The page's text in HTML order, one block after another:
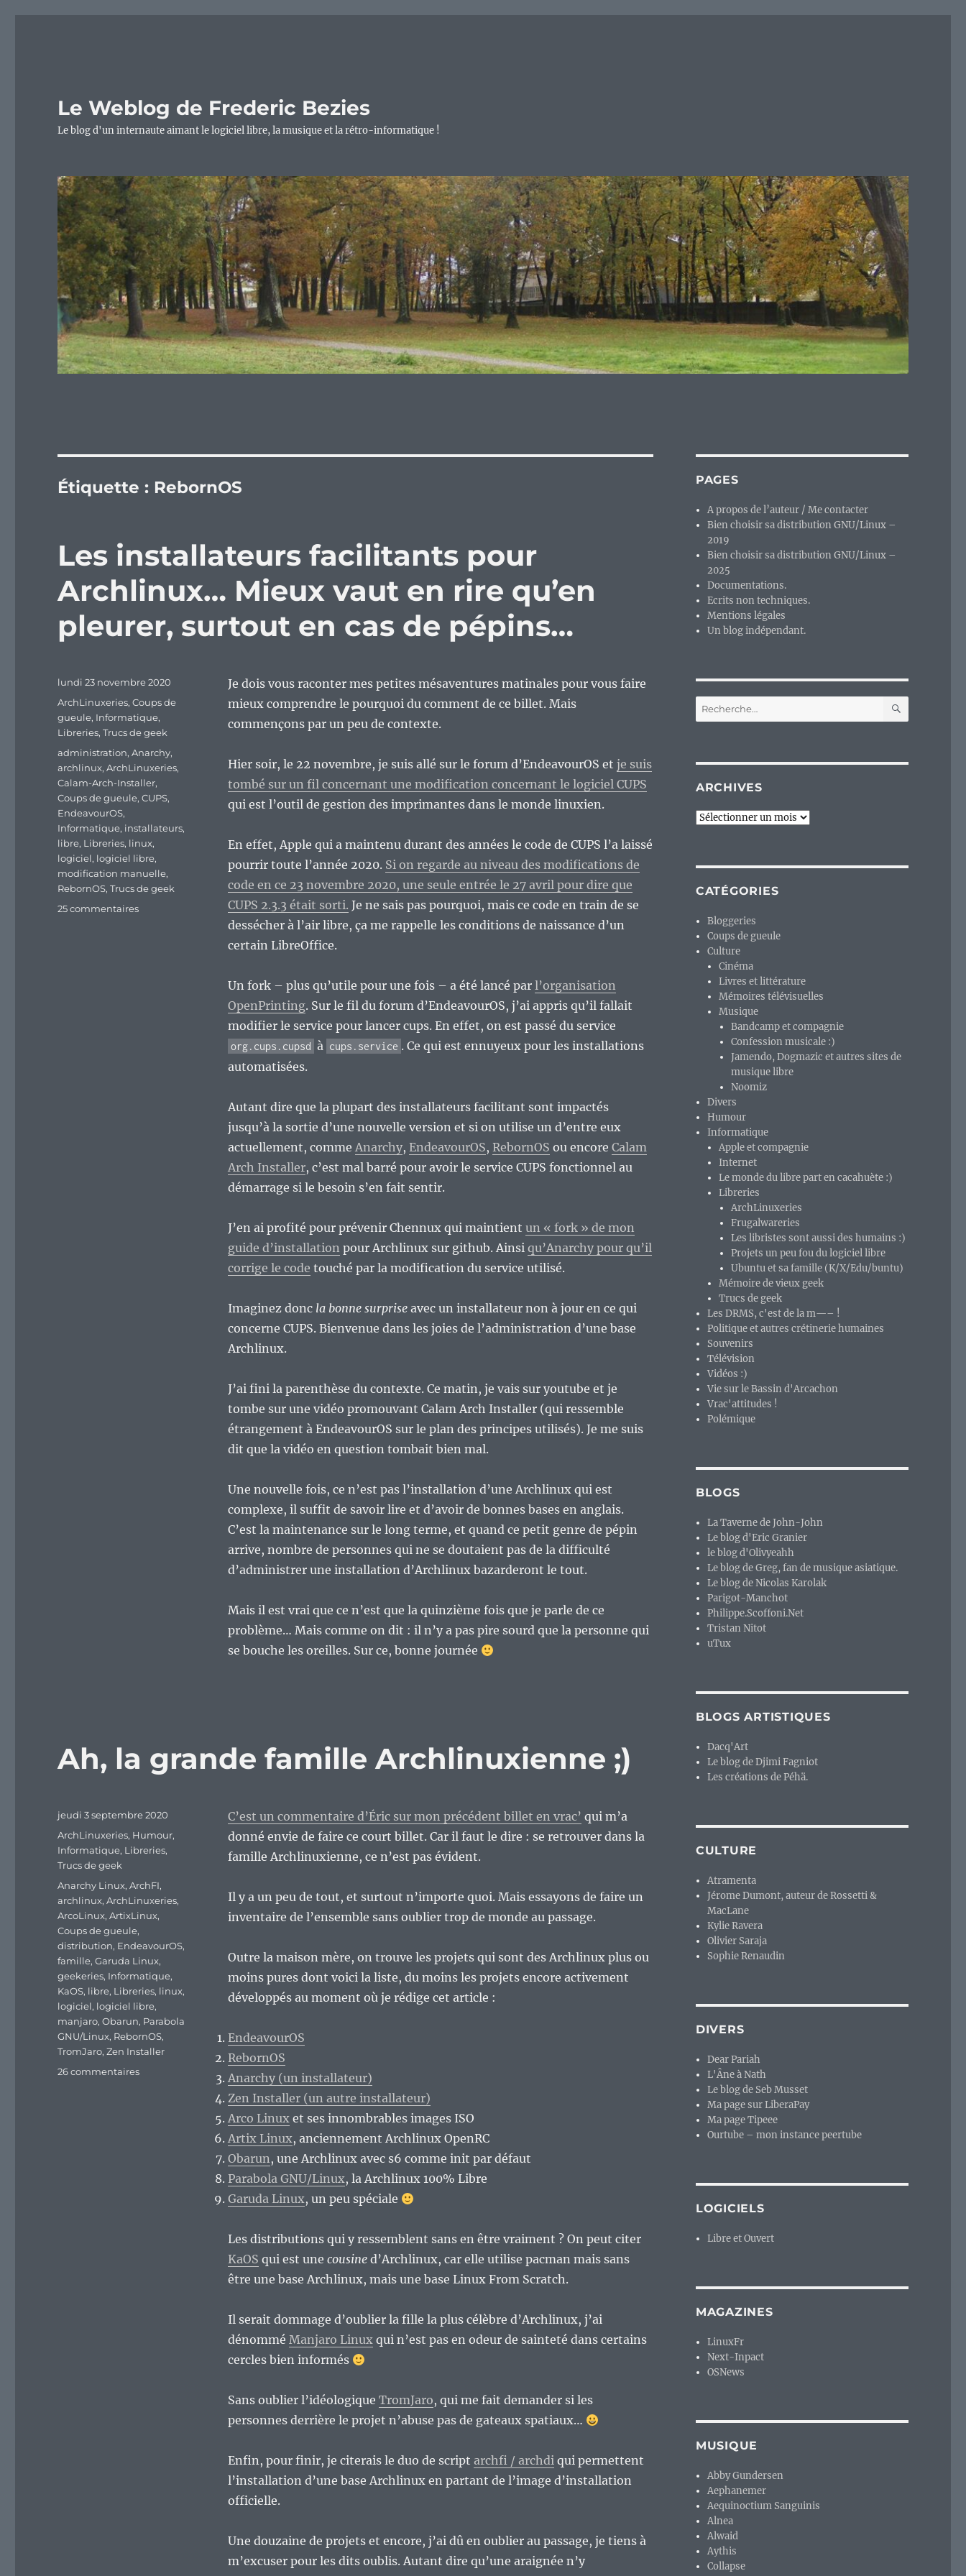
Le Weblog de Frederic Bezies
Le blog d'un internaute aimant le logiciel libre, la musique et la rétro-informatique !
Étiquette : RebornOS
Les installateurs facilitants pour
Archlinux… Mieux vaut en rire qu’en
pleurer, surtout en cas de pépins…
Je dois vous raconter mes petites mésaventures matinales pour vous faire
mieux comprendre le pourquoi du comment de ce billet. Mais
commençons par un peu de contexte.
Hier soir, le 22 novembre, je suis allé sur le forum d’EndeavourOS et je suis
tombé sur un fil concernant une modification concernant le logiciel CUPS
qui est l’outil de gestion des imprimantes dans le monde linuxien.
En effet, Apple qui a maintenu durant des années le code de CUPS l’a laissé
pourrir toute l’année 2020. Si on regarde au niveau des modifications de
code en ce 23 novembre 2020, une seule entrée le 27 avril pour dire que
CUPS 2.3.3 était sorti. Je ne sais pas pourquoi, mais ce code en train de se
dessécher à l’air libre, ça me rappelle les conditions de naissance d’un
certain LibreOffice.
Un fork – plus qu’utile pour une fois – a été lancé par l’organisation
OpenPrinting. Sur le fil du forum d’EndeavourOS, j’ai appris qu’il fallait
modifier le service pour lancer cups. En effet, on est passé du service
org.cups.cupsd à cups.service . Ce qui est ennuyeux pour les installations
automatisées.
Autant dire que la plupart des installateurs facilitant sont impactés
jusqu’à la sortie d’une nouvelle version et si on utilise un d’entre eux
actuellement, comme Anarchy, EndeavourOS, RebornOS ou encore Calam
Arch Installer, c’est mal barré pour avoir le service CUPS fonctionnel au
démarrage si le besoin s’en fait sentir.
J’en ai profité pour prévenir Chennux qui maintient un « fork » de mon
guide d’installation pour Archlinux sur github. Ainsi qu’Anarchy pour qu’il
corrige le code touché par la modification du service utilisé.
Imaginez donc la bonne surpriseavec un installateur non à jour en ce qui
concerne CUPS. Bienvenue dans les joies de l’administration d’une base
Archlinux.
J’ai fini la parenthèse du contexte. Ce matin, je vais sur youtube et je
tombe sur une vidéo promouvant Calam Arch Installer (qui ressemble
étrangement à EndeavourOS sur le plan des principes utilisés). Je me suis
dit que la vidéo en question tombait bien mal.
Une nouvelle fois, ce n’est pas l’installation d’une Archlinux qui est
complexe, il suffit de savoir lire et d’avoir de bonnes bases en anglais.
C’est la maintenance sur le long terme, et quand ce petit genre de pépin
arrive, nombre de personnes qui ne se doutaient pas de la difficulté
d’administrer une installation d’Archlinux bazarderont le tout.
Mais il est vrai que ce n’est que la quinzième fois que je parle de ce
problème… Mais comme on dit : il n’y a pas pire sourd que la personne qui
se bouche les oreilles. Sur ce, bonne journée
Publié
lundi 23 novembre 2020
Catégories
ArchLinuxeries,Coups de
gueule, Informatique,
Libreries,Trucs de geek
Étiquettes
administration,Anarchy,
archlinux,ArchLinuxeries,
Calam-Arch-Installer,
Coups de gueule,CUPS,
EndeavourOS,
Informatique, installateurs,
libre, Libreries, linux,
logiciel, logiciel libre,
modification manuelle,
RebornOS,Trucs de geek
25 commentairessur
Ah, la grande famille Archlinuxienne ;)
C’est un commentaire d’Éric sur mon précédent billet en vrac’ qui m’a
donné envie de faire ce court billet. Car il faut le dire : se retrouver dans la
famille Archlinuxienne, ce n’est pas évident.
Il y a un peu de tout, et surtout n’importe quoi. Mais essayons de faire un
inventaire de l’ensemble sans oublier trop de monde au passage.
Outre la maison mère, on trouve les projets qui sont des Archlinux plus ou
moins pures dont voici la liste, du moins les projets encore activement
développés au moment où je rédige cet article :
EndeavourOS
RebornOS
Anarchy (un installateur)
Zen Installer (un autre installateur)
Arco Linuxet ses innombrables images ISO
Artix Linux, anciennement Archlinux OpenRC
Obarun, une Archlinux avec s6 comme init par défaut
Parabola GNU/Linux, la Archlinux 100% Libre
Garuda Linux, un peu spéciale
Les distributions qui y ressemblent sans en être vraiment ? On peut citer
KaOS qui est une cousined’Archlinux, car elle utilise pacman mais sans
être une base Archlinux, mais une base Linux From Scratch.
Il serait dommage d’oublier la fille la plus célèbre d’Archlinux, j’ai
dénommé Manjaro Linuxqui n’est pas en odeur de sainteté dans certains
cercles bien informés
Sans oublier l’idéologique TromJaro, qui me fait demander si les
personnes derrière le projet n’abuse pas de gateaux spatiaux…
Enfin, pour finir, je citerais le duo de script archfi / archdiqui permettent
l’installation d’une base Archlinux en partant de l’image d’installation
officielle.
Une douzaine de projets et encore, j’ai dû en oublier au passage, je tiens à
m’excuser pour les dits oublis. Autant dire qu’une araignée n’y
Publié
jeudi 3 septembre 2020
Catégories
ArchLinuxeries, Humour,
Informatique, Libreries,
Trucs de geek
Étiquettes
Anarchy Linux,ArchFI,
archlinux,ArchLinuxeries,
ArcoLinux,ArtixLinux,
Coups de gueule,
distribution, EndeavourOS,
famille,Garuda Linux,
geekeries, Informatique,
KaOS, libre, Libreries, linux,
logiciel, logiciel libre,
manjaro,Obarun, Parabola
GNU/Linux, RebornOS,
TromJaro,Zen Installer
26 commentairessur
PAGES
A propos de l’auteur / Me contacter
Bien choisir sa distribution GNU/Linux –
2019
Bien choisir sa distribution GNU/Linux –
2025
Documentations.
Ecrits non techniques.
Mentions légales
Un blog indépendant.
Recherche
pour :
ARCHIVES
Archives
CATÉGORIES
Bloggeries
Coups de gueule
Culture
Cinéma
Livres et littérature
Mémoires télévisuelles
Musique
Bandcamp et compagnie
Confession musicale :)
Jamendo, Dogmazic et autres sites de
musique libre
Noomiz
Divers
Humour
Informatique
Apple et compagnie
Internet
Le monde du libre part en cacahuète :)
Libreries
ArchLinuxeries
Frugalwareries
Les libristes sont aussi des humains :)
Projets un peu fou du logiciel libre
Ubuntu et sa famille (K/X/Edu/buntu)
Mémoire de vieux geek
Trucs de geek
Les DRMS, c'est de la m—– !
Politique et autres crétinerie humaines
Souvenirs
Télévision
Vidéos :)
Vie sur le Bassin d'Arcachon
Vrac'attitudes !
Polémique
BLOGS
La Taverne de John-John
Le blog d'Eric Granier
le blog d'Olivyeahh
Le blog de Greg, fan de musique asiatique.
Le blog de Nicolas Karolak
Parigot-Manchot
Philippe.Scoffoni.Net
Tristan Nitot
uTux
BLOGS ARTISTIQUES
Dacq'Art
Le blog de Djimi Fagniot
Les créations de Péhä.
CULTURE
Atramenta
Jérome Dumont, auteur de Rossetti &
MacLane
Kylie Ravera
Olivier Saraja
Sophie Renaudin
DIVERS
Dear Pariah
L'Âne à Nath
Le blog de Seb Musset
Ma page sur LiberaPay
Ma page Tipeee
Ourtube – mon instance peertube
LOGICIELS
Libre et Ouvert
MAGAZINES
LinuxFr
Next-Inpact
OSNews
MUSIQUE
Abby Gundersen
Aephanemer
Aequinoctium Sanguinis
Alnea
Alwaid
Aythis
Collapse